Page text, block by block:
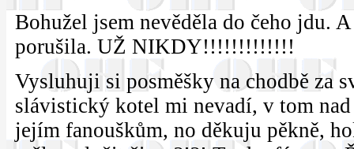
Bohužel jsem nevěděla do čeho jdu.
porušila. UŽ NIKDY!!!!!!!!!!!!!
Vysluhuji si posměšky na chodbě za
slávistický kotel mi nevadí, v tom
jejím fanouškům, no děkuju pěkně,